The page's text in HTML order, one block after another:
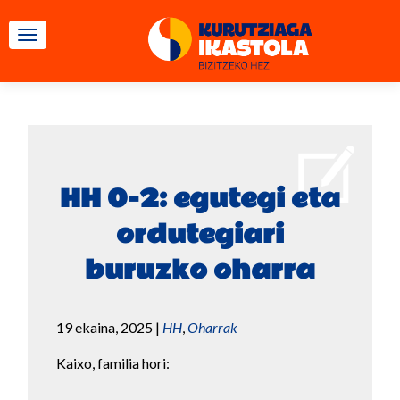
TOGGLE NAVIGATION
HH 0-2: egutegi eta
ordutegiari
buruzko oharra
19 ekaina, 2025 | HH,Oharrak
Kaixo, familia hori: